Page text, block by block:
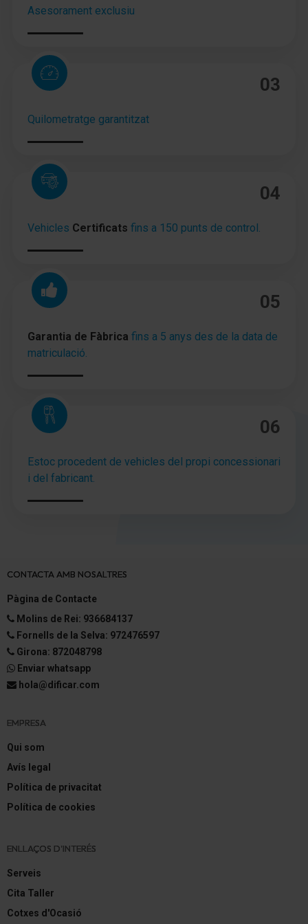
pantalla táctil en color (12,25 Pulgada)
Tempomat adaptable basado en la navegación
Airbag lado del conductor
Airbag lateral delante
Reposabrazos central detrás
Cubierta del maletero / Persiana
Red para equipajes en Maletero/compartimento de
carga
Toberas de aire detrás
tapicería asientos: Tela
Asiento delante izquierda regulable eléctricamente
Asiento delante derecha regulable eléctricamente
Soporte lumbar Asiento delante izquierda,
Respaldo del asiento trasero dividido/abatible
Elevalunas eléctric. delante
Desmontaje/montaje automát.
Agarraderos de la puerta inter. pintado
Botón-start-stop
Asesorament exclusiu
03
Quilometratge garantitzat
04
Vehicles Certificats fins a 150 punts de control.
05
Garantia de Fàbrica fins a 5 anys des de la data de
matriculació.
06
Estoc procedent de vehicles del propi concessionari
i del fabricant.
CONTACTA AMB NOSALTRES
Pàgina de Contacte
Molins de Rei: 936684137
Fornells de la Selva: 972476597
Girona: 872048798
Enviar whatsapp
hola@dificar.com
EMPRESA
Qui som
Avís legal
Política de privacitat
Política de cookies
ENLLAÇOS D'INTERÉS
Serveis
Cita Taller
Cotxes d'Ocasió